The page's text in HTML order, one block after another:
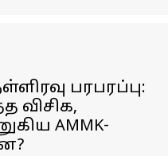
பரபரப்பு:
விசிக,
AMMK-